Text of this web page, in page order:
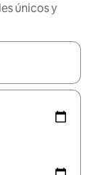
únicos y
navegar